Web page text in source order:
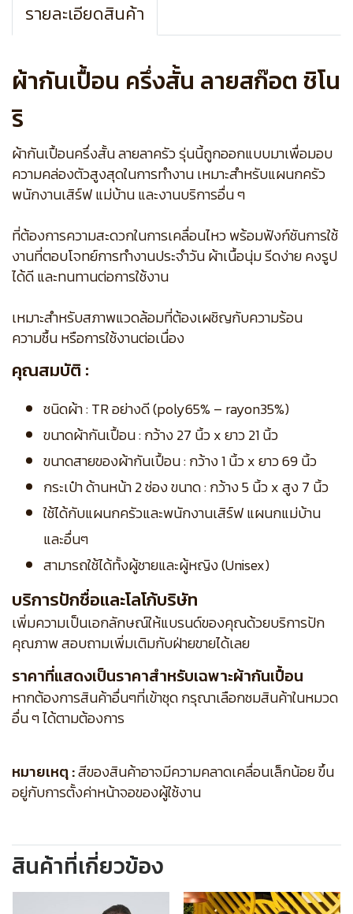
รายละเอียดสินค้า
ผ้ากันเปื้อน ครึ่งสั้น ลายสก๊อต ชิโน
ริ
ผ้ากันเปื้อนครึ่งสั้น ลายลาครัว รุ่นนี้ถูกออกแบบมาเพื่อมอบ
ความคล่องตัวสูงสุดในการทำงาน เหมาะสำหรับแผนกครัว
พนักงานเสิร์ฟ แม่บ้าน และงานบริการอื่น ๆ
ที่ต้องการความสะดวกในการเคลื่อนไหว พร้อมฟังก์ชันการใช้
งานที่ตอบโจทย์การทำงานประจำวัน ผ้าเนื้อนุ่ม รีดง่าย คงรูป
ได้ดี และทนทานต่อการใช้งาน
เหมาะสำหรับสภาพแวดล้อมที่ต้องเผชิญกับความร้อน
ความชื้น หรือการใช้งานต่อเนื่อง
คุณสมบัติ :
ชนิดผ้า : TR อย่างดี (poly65% – rayon35%)
ขนาดผ้ากันเปื้อน : กว้าง 27 นิ้ว x ยาว 21 นิ้ว
ขนาดสายของผ้ากันเปื้อน : กว้าง 1 นิ้ว x ยาว 69 นิ้ว
กระเป๋า ด้านหน้า 2 ช่อง ขนาด : กว้าง 5 นิ้ว x สูง 7 นิ้ว
ใช้ได้กับแผนกครัวและพนักงานเสิร์ฟ แผนกแม่บ้าน
และอื่นๆ
สามารถใช้ได้ทั้งผู้ชายและผู้หญิง (Unisex)
บริการปักชื่อและโลโก้บริษัท
เพิ่มความเป็นเอกลักษณ์ให้แบรนด์ของคุณด้วยบริการปัก
คุณภาพ สอบถามเพิ่มเติมกับฝ่ายขายได้เลย
ราคาที่แสดงเป็นราคาสำหรับเฉพาะผ้ากันเปื้อน
หากต้องการสินค้าอื่นๆที่เข้าชุด กรุณาเลือกชมสินค้าในหมวด
อื่น ๆ ได้ตามต้องการ
หมายเหตุ :สีของสินค้าอาจมีความคลาดเคลื่อนเล็กน้อย ขึ้น
อยู่กับการตั้งค่าหน้าจอของผู้ใช้งาน
สินค้าที่เกี่ยวข้อง